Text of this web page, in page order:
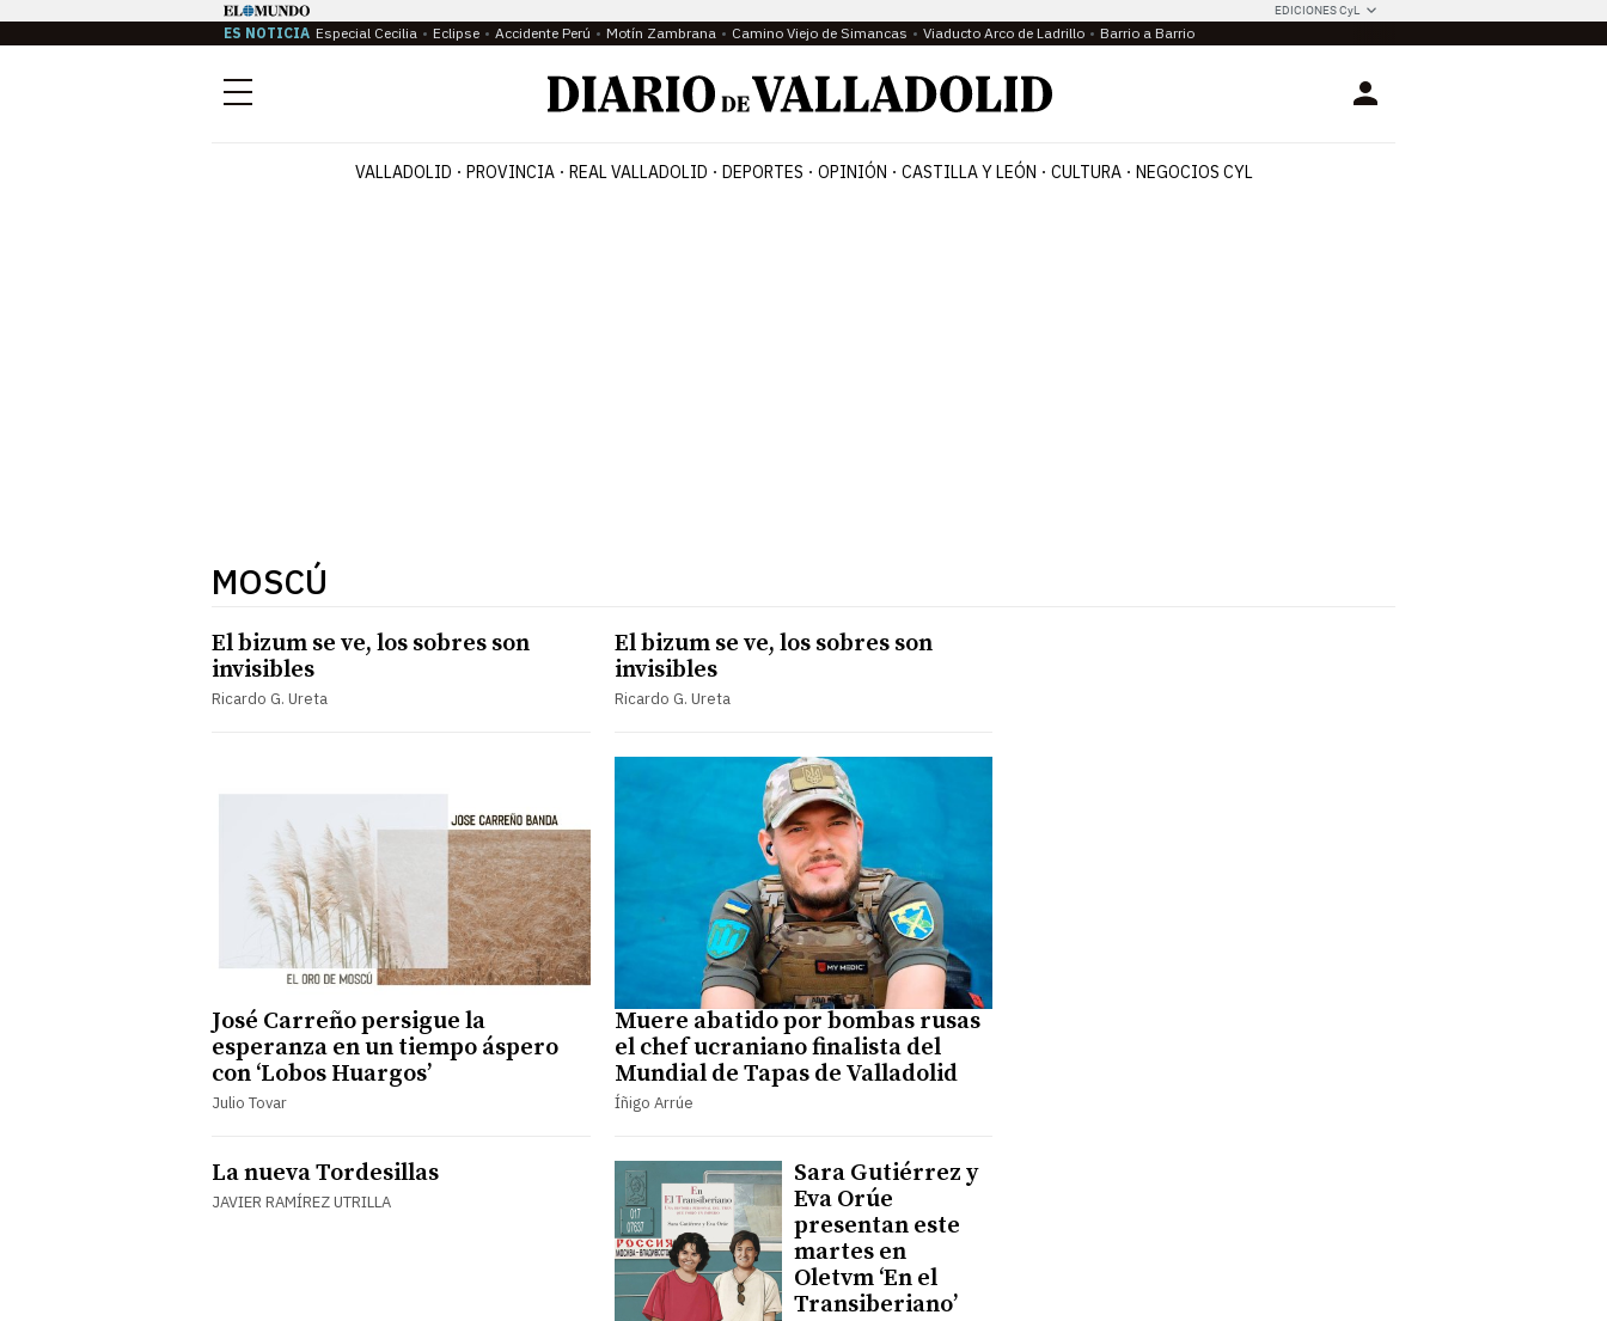
EDICIONES CyL
ES NOTICIA Especial Cecilia Eclipse Accidente Perú Motín Zambrana Camino Viejo de Simancas Viaducto Arco de Ladrillo Barrio a Barrio
Menú Login
VALLADOLID PROVINCIA REAL VALLADOLID DEPORTES OPINIÓN CASTILLA Y LEÓN CULTURA NEGOCIOS CYL
MOSCÚ
El bizum se ve, los sobres son
invisibles
Ricardo G. Ureta
El bizum se ve, los sobres son
invisibles
Ricardo G. Ureta
José Carreño persigue la
esperanza en un tiempo áspero
con ‘Lobos Huargos’
Julio Tovar
Muere abatido por bombas rusas
el chef ucraniano finalista del
Mundial de Tapas de Valladolid
Íñigo Arrúe
La nueva Tordesillas
JAVIER RAMÍREZ UTRILLA
Sara Gutiérrez y
Eva Orúe
presentan este
martes en
Oletvm ‘En el
Transiberiano’